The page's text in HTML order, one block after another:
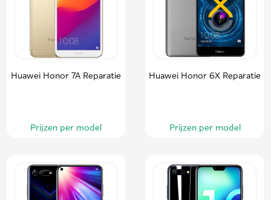
Huawei Honor 7A Reparatie
Prijzen per model
Huawei Honor 6X Reparatie
Prijzen per model